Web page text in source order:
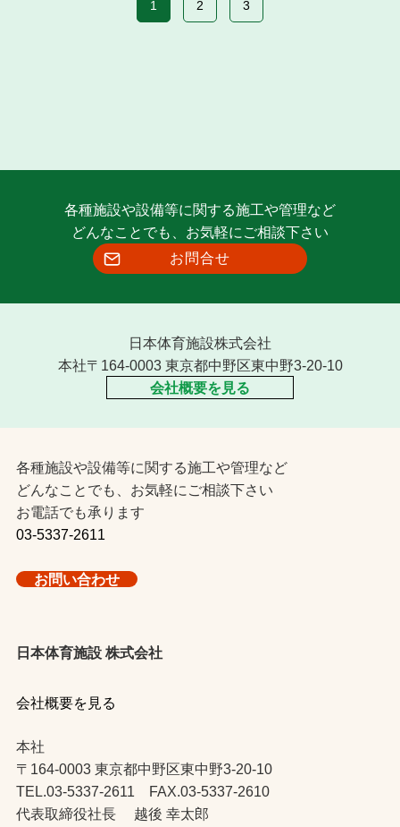
1 2 3
各種施設や設備等に関する施工や管理など
どんなことでも、お気軽にご相談下さい
お問合せ
日本体育施設株式会社
本社〒164-0003 東京都中野区東中野3-20-10
会社概要を見る
各種施設や設備等に関する施工や管理など
どんなことでも、お気軽にご相談下さい
お電話でも承ります
03-5337-2611
お問い合わせ
日本体育施設 株式会社
会社概要を見る
本社
〒164-0003 東京都中野区東中野3-20-10
TEL.03-5337-2611 FAX.03-5337-2610
代表取締役社長 越後 幸太郎